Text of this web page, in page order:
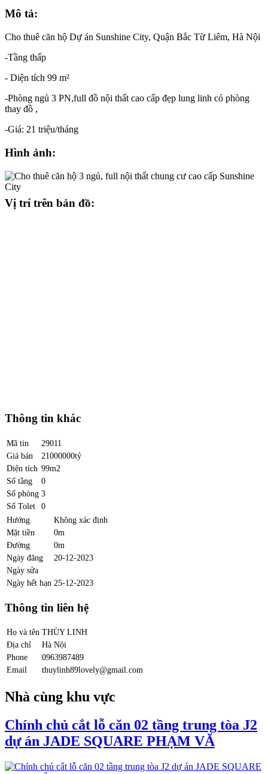
Mô tả:
Cho thuê căn hộ Dự án Sunshine City, Quận Bắc Từ Liêm, Hà Nội
-Tầng thấp
- Diện tích 99 m²
-Phòng ngủ 3 PN,full đồ nội thất cao cấp đẹp lung linh có phòng
thay đồ ,
-Giá: 21 triệu/tháng
Hình ảnh:
Vị trí trên bản đồ:
Thông tin khác
Mã tin
29011
Giá bán
21000000tỷ
Diện tích 99m2
Số tầng
0
Số phòng 3
Số Tolet
0
Hướng
Không xác định
Mặt tiền
0m
Đường
0m
Ngày đăng
20-12-2023
Ngày sửa
Ngày hết hạn 25-12-2023
Thông tin liên hệ
Họ và tên THÙY LINH
Địa chỉ
Hà Nội
Phone
0963987489
Email
thuylinh89lovely@gmail.com
Nhà cùng khu vực
Chính chủ cắt lỗ căn 02 tầng trung tòa J2
dự án JADE SQUARE PHẠM VĂ